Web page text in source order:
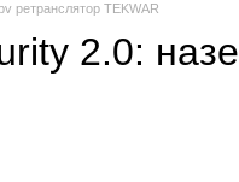
ретранслятор TEKWAR
2.0: